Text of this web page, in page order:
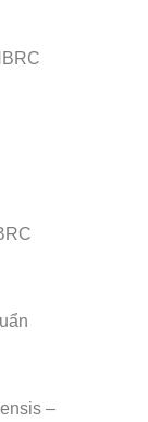
–